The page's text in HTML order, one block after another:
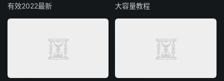
有效2022最新
大容量教程